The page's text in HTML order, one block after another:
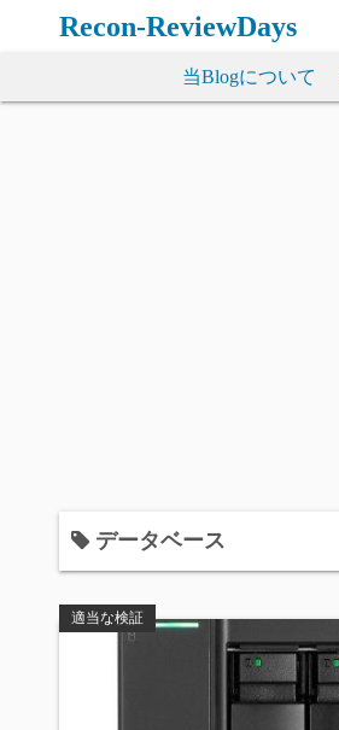
ン
Recon-ReviewDays
当Blogについて
データベース
適当な検証